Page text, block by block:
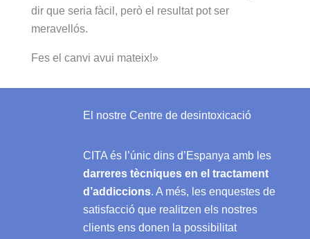
dir que seria fàcil, però el resultat pot ser
meravellós.
Fes el canvi avui mateix!»
El nostre Centre de desintoxicació
CITA és l’únic dins d’Espanya amb les
darreres tècniques en el tractament
d’addiccions. A més, les enquestes de
satisfacció que realitzen els nostres
clients ens donen la possibilitat